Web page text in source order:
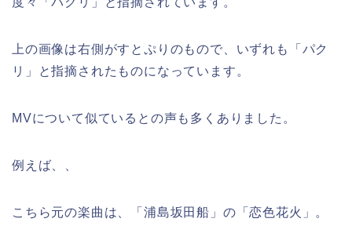
上の画像は右側がすとぷりのもので、いずれも「パク
リ」と指摘されたものになっています。
MVについて似ているとの声も多くありました。
例えば、、
こちら元の楽曲は、「浦島坂田船」の「恋色花火」。